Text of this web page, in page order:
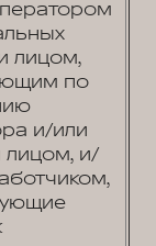
лицом,
по
и/или
лицом, и/